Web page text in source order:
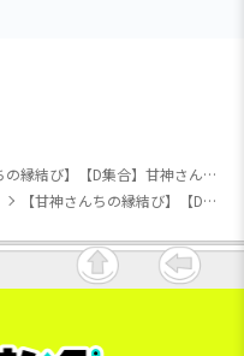
【甘神さんちの縁結び】【D集合】甘神さんちの縁結び [PtZ]マルチラバーマット
【甘神さんちの縁結び】【D集合】甘神さんちの縁結び [PtZ]マルチラバーマット